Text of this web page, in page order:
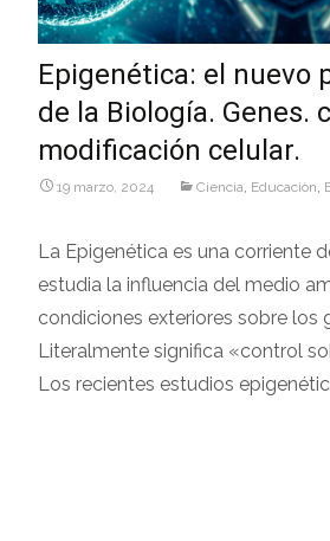
Epigenética: el nuevo
de la Biología. Genes.
modificación celular.
19 marzo, 2024 Ciencia Educaciòn
La Epigenética es una corriente
estudia la influencia del medio
condiciones exteriores sobre los
Literalmente significa «control
Los recientes estudios